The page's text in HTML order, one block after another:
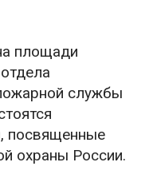
площади
службы
посвященные
охраны России.